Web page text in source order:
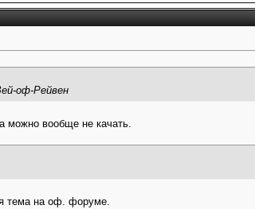
оф-Рейвен
можно вообще не качать.
тема на оф. форуме.